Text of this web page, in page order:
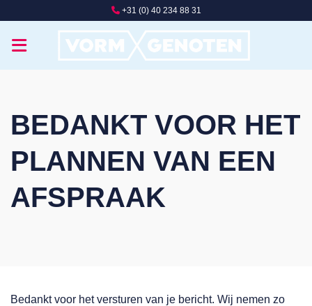
inhoud
+31 (0) 40 234 88 31
BEDANKT VOOR HET
PLANNEN VAN EEN
AFSPRAAK
Bedankt voor het versturen van je bericht. Wij nemen zo